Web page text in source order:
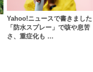
Yahoo!ニュースで書きました
「防水スプレー」で咳や息苦
さ、重症化も …